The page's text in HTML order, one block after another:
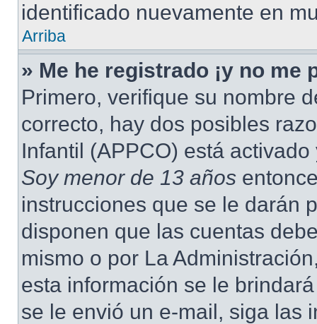
identificado nuevamente en
Arriba
» Me he registrado ¡y no me
Primero, verifique su nombre
correcto, hay dos posibles
Infantil (APPCO) está
Soy menor de 13 años
instrucciones que se le darán
disponen que las cuentas
mismo o por La
esta información se le
se le envió un e-mail, siga las